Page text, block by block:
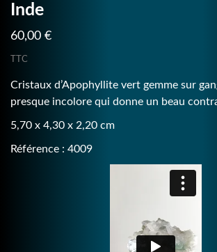
Inde
60,00 €
TTC
Cristaux d’Apophyllite vert gemme sur
presque incolore qui donne un beau
5,70 x 4,30 x 2,20 cm
Référence : 4009